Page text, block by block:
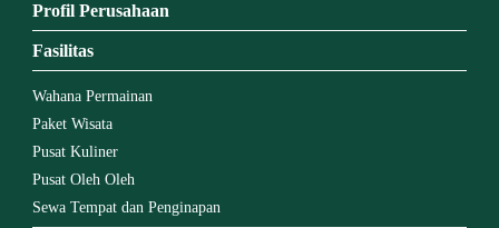
Profil Perusahaan
Fasilitas
Wahana Permainan
Paket Wisata
Pusat Kuliner
Pusat Oleh Oleh
Sewa Tempat dan Penginapan